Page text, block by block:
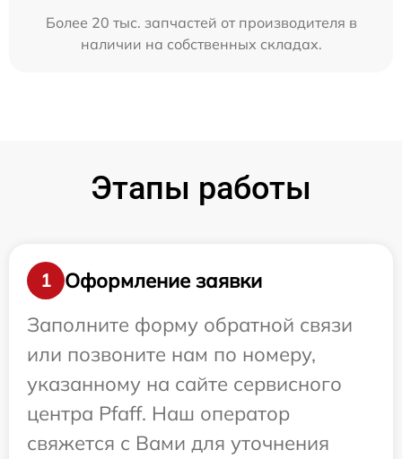
Более 20 тыс. запчастей от производителя в
наличии на собственных складах.
Этапы работы
1
Оформление заявки
Заполните форму обратной связи
или позвоните нам по номеру,
указанному на сайте сервисного
центра Pfaff. Наш оператор
свяжется с Вами для уточнения